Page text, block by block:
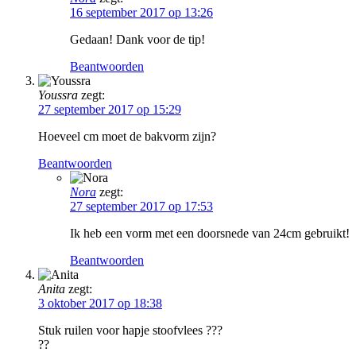
16 september 2017 op 13:26
Gedaan! Dank voor de tip!
Beantwoorden
Youssra zegt:
27 september 2017 op 15:29
Hoeveel cm moet de bakvorm zijn?
Beantwoorden
Nora zegt:
27 september 2017 op 17:53
Ik heb een vorm met een doorsnede van 24cm gebruikt!
Beantwoorden
Anita zegt:
3 oktober 2017 op 18:38
Stuk ruilen voor hapje stoofvlees ???
??